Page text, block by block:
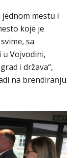
jednom mestu i
koje je
sa
Vojvodini,
i država“,
na brendiranju